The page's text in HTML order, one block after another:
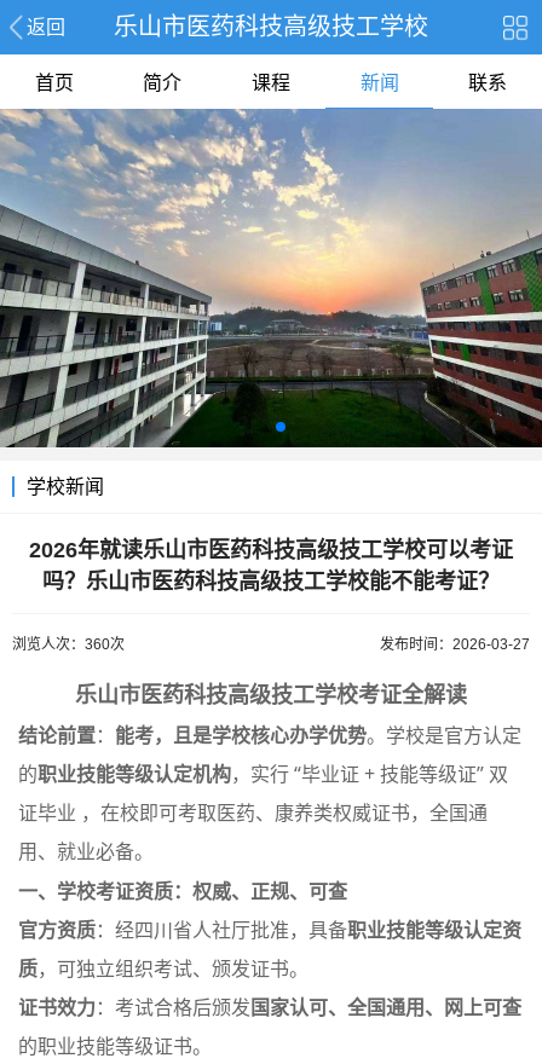
返回 乐山市医药科技高级技工学校
首页 简介 课程 新闻 联系
学校新闻
2026年就读乐山市医药科技高级技工学校可以考证
吗？乐山市医药科技高级技工学校能不能考证？
浏览人次：360次 发布时间：2026-03-27
乐山市医药科技高级技工学校考证全解读
结论前置： 能考，且是学校核心办学优势。学校是官方认定
的职业技能等级认定机构，实行 “毕业证 + 技能等级证” 双
证毕业 ，在校即可考取医药、康养类权威证书，全国通
用、就业必备。
一、学校考证资质：权威、正规、可查
官方资质：经四川省人社厅批准，具备职业技能等级认定资
质，可独立组织考试、颁发证书。
证书效力：考试合格后颁发国家认可、全国通用、网上可查
的职业技能等级证书。